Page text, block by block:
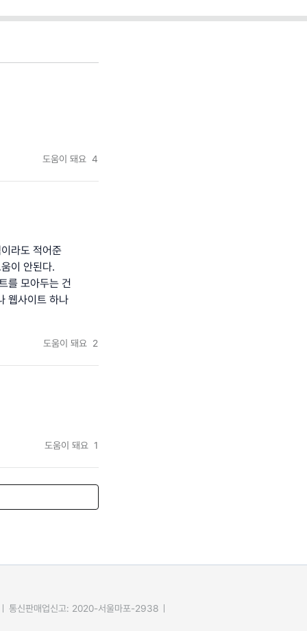
도움이 돼요 4
라도 적어준
이 안된다.
를 모아두는 건
웹사이트 하나
도움이 돼요 2
도움이 돼요 1
통신판매업신고: 2020-서울마포-2938